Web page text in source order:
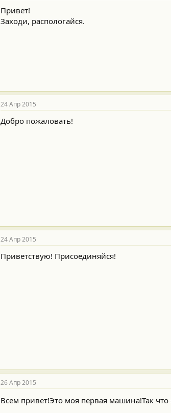
Привет!
Заходи, распологайся.
24 Апр 2015
Добро пожаловать!
24 Апр 2015
Приветствую! Присоединяйся!
26 Апр 2015
Всем привет!Это моя первая машина!Так что